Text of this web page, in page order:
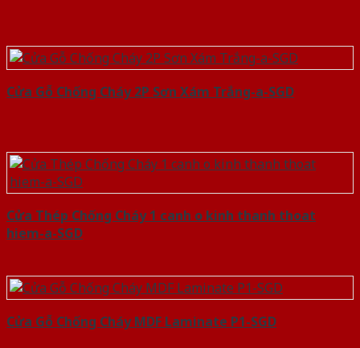
Cửa Gỗ Chống Cháy 2P Sơn Xám Trắng-a-SGD
Cửa Thép Chống Cháy 1 canh o kinh thanh thoat
hiem-a-SGD
Cửa Gỗ Chống Cháy MDF Laminate P1-SGD